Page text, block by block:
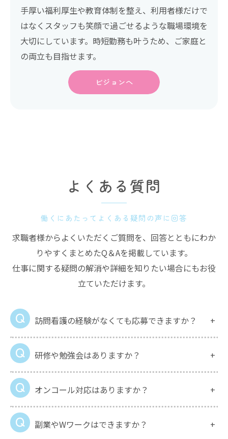
手厚い福利厚生や教育体制を整え、利用者様だけで
はなくスタッフも笑顔で過ごせるような職場環境を
大切にしています。時短勤務も叶うため、ご家庭と
の両立も目指せます。
ビジョンへ
働くにあたってよくある疑問の声に回答
よくある質問
求職者様からよくいただくご質問を、回答とともにわか
りやすくまとめたQ＆Aを掲載しています。
仕事に関する疑問の解消や詳細を知りたい場合にもお役
立ていただけます。
訪問看護の経験がなくても応募できますか？
研修や勉強会はありますか？
オンコール対応はありますか？
副業やWワークはできますか？